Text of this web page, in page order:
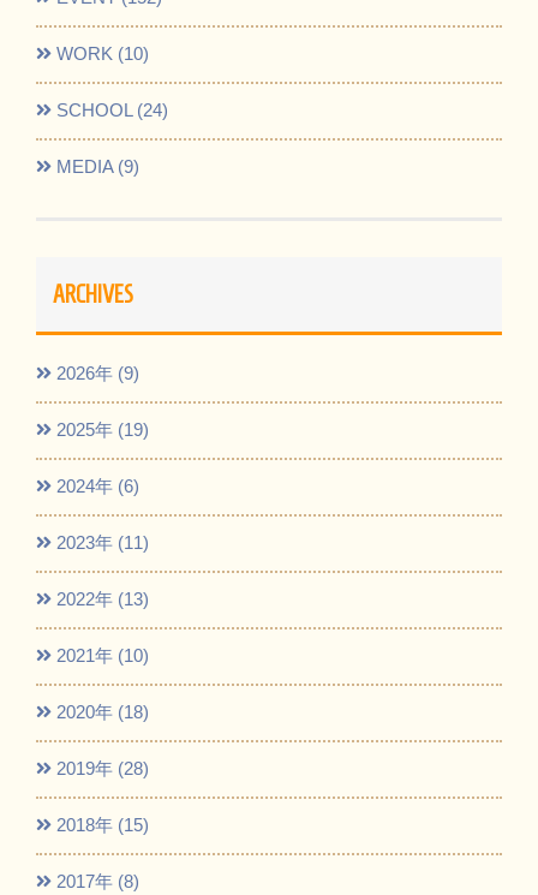
WORK (10)
SCHOOL (24)
MEDIA (9)
ARCHIVES
2026年 (9)
2025年 (19)
2024年 (6)
2023年 (11)
2022年 (13)
2021年 (10)
2020年 (18)
2019年 (28)
2018年 (15)
2017年 (8)